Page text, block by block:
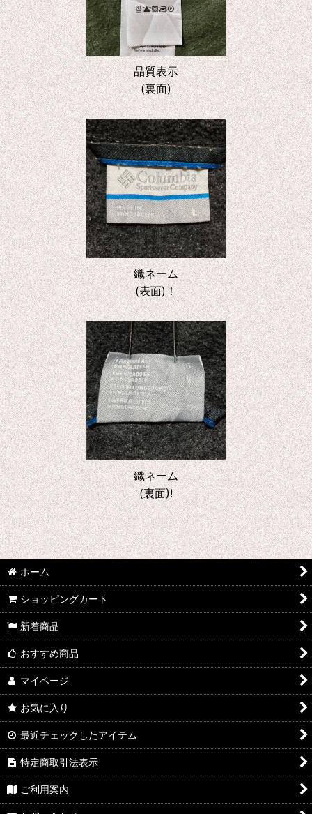
品質表示
(裏面)
織ネーム
(表面)！
織ネーム
(裏面)!
ホーム
ショッピングカート
新着商品
おすすめ商品
マイページ
お気に入り
最近チェックしたアイテム
特定商取引法表示
ご利用案内